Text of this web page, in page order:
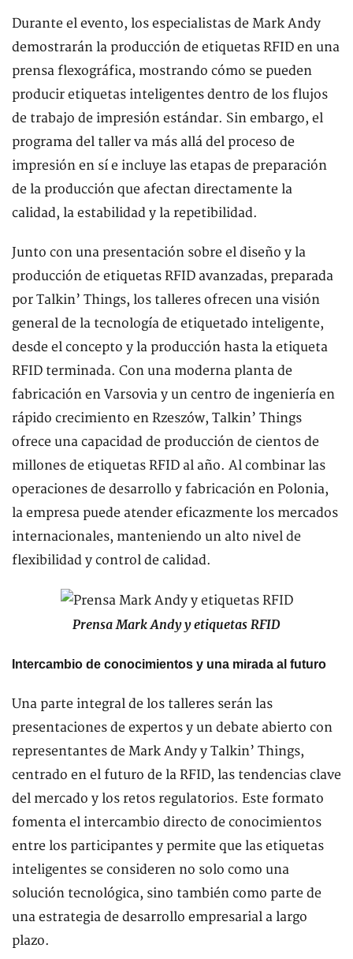
Durante el evento, los especialistas de Mark Andy
demostrarán la producción de etiquetas RFID en una
prensa flexográfica, mostrando cómo se pueden
producir etiquetas inteligentes dentro de los flujos
de trabajo de impresión estándar. Sin embargo, el
programa del taller va más allá del proceso de
impresión en sí e incluye las etapas de preparación
de la producción que afectan directamente la
calidad, la estabilidad y la repetibilidad.
Junto con una presentación sobre el diseño y la
producción de etiquetas RFID avanzadas, preparada
por Talkin’ Things, los talleres ofrecen una visión
general de la tecnología de etiquetado inteligente,
desde el concepto y la producción hasta la etiqueta
RFID terminada. Con una moderna planta de
fabricación en Varsovia y un centro de ingeniería en
rápido crecimiento en Rzeszów, Talkin’ Things
ofrece una capacidad de producción de cientos de
millones de etiquetas RFID al año. Al combinar las
operaciones de desarrollo y fabricación en Polonia,
la empresa puede atender eficazmente los mercados
internacionales, manteniendo un alto nivel de
flexibilidad y control de calidad.
Prensa Mark Andy y etiquetas RFID
Intercambio de conocimientos y una mirada al futuro
Una parte integral de los talleres serán las
presentaciones de expertos y un debate abierto con
representantes de Mark Andy y Talkin’ Things,
centrado en el futuro de la RFID, las tendencias clave
del mercado y los retos regulatorios. Este formato
fomenta el intercambio directo de conocimientos
entre los participantes y permite que las etiquetas
inteligentes se consideren no solo como una
solución tecnológica, sino también como parte de
una estrategia de desarrollo empresarial a largo
plazo.